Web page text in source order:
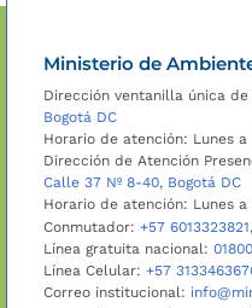
Ministerio de
Dirección ventanilla única
Bogotá DC
Horario de atención: Lunes
Dirección de Atención
Calle 37 Nº 8-40, Bogotá DC
Horario de atención: Lunes
Conmutador: +57 6013323821
Línea gratuita nacional:
Línea Celular: +57
Correo institucional: